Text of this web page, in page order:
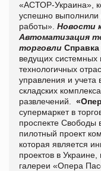
«АСТОР-Украина»,
успешно выполнили
работы». Новости
Автоматизация
торговли
ведущих системных
технологичных
управления и учета
складских
развлечений.
супермаркет в
проспекте Свободы
пилотный проект
которая является
проектов в
галереи «Опера